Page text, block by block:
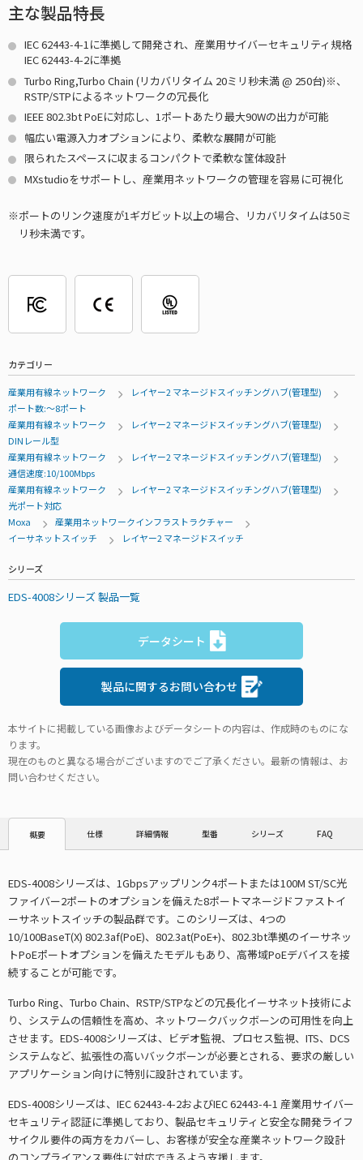
主な製品特長
IEC 62443-4-1に準拠して開発され、産業用サイバーセキュリティ規格
IEC 62443-4-2に準拠
Turbo Ring,Turbo Chain (リカバリタイム 20ミリ秒未満 @ 250台)※、
RSTP/STPによるネットワークの冗長化
IEEE 802.3bt PoEに対応し、1ポートあたり最大90Wの出力が可能
幅広い電源入力オプションにより、柔軟な展開が可能
限られたスペースに収まるコンパクトで柔軟な筐体設計
MXstudioをサポートし、産業用ネットワークの管理を容易に可視化
ポートのリンク速度が1ギガビット以上の場合、リカバリタイムは50ミ
リ秒未満です。
カテゴリー
産業用有線ネットワーク
レイヤー2 マネージドスイッチングハブ(管理型)
ポート数:～8ポート
産業用有線ネットワーク
レイヤー2 マネージドスイッチングハブ(管理型)
DINレール型
産業用有線ネットワーク
レイヤー2 マネージドスイッチングハブ(管理型)
通信速度:10/100Mbps
産業用有線ネットワーク
レイヤー2 マネージドスイッチングハブ(管理型)
光ポート対応
Moxa
産業用ネットワークインフラストラクチャー
イーサネットスイッチ
レイヤー2 マネージドスイッチ
シリーズ
EDS-4008シリーズ 製品一覧
データシート
製品に関するお問い合わせ
本サイトに掲載している画像およびデータシートの内容は、作成時のものにな
ります。
現在のものと異なる場合がございますのでご了承ください。最新の情報は、お
問い合わせください。
概要 仕様 詳細情報 型番 シリーズ FAQ
EDS-4008シリーズは、1Gbpsアップリンク4ポートまたは100M ST/SC光
ファイバー2ポートのオプションを備えた8ポートマネージドファストイ
ーサネットスイッチの製品群です。このシリーズは、4つの
10/100BaseT(X) 802.3af(PoE)、802.3at(PoE+)、802.3bt準拠のイーサネッ
トPoEポートオプションを備えたモデルもあり、高帯域PoEデバイスを接
続することが可能です。
Turbo Ring、Turbo Chain、RSTP/STPなどの冗長化イーサネット技術によ
り、システムの信頼性を高め、ネットワークバックボーンの可用性を向上
させます。EDS-4008シリーズは、ビデオ監視、プロセス監視、ITS、DCS
システムなど、拡張性の高いバックボーンが必要とされる、要求の厳しい
アプリケーション向けに特別に設計されています。
EDS-4008シリーズは、IEC 62443-4-2およびIEC 62443-4-1 産業用サイバー
セキュリティ認証に準拠しており、製品セキュリティと安全な開発ライフ
サイクル要件の両方をカバーし、お客様が安全な産業ネットワーク設計